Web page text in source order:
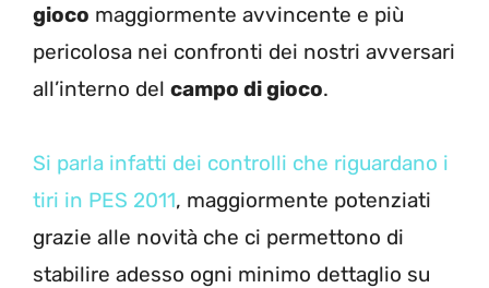
gioco maggiormente avvincente e più
pericolosa nei confronti dei nostri avversari
all’interno del campo di gioco.
Si parla infatti dei controlli che riguardano i
tiri in PES 2011, maggiormente potenziati
grazie alle novità che ci permettono di
stabilire adesso ogni minimo dettaglio su